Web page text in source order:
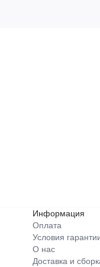
Информация
Оплата
Условия
О нас
Доставка и